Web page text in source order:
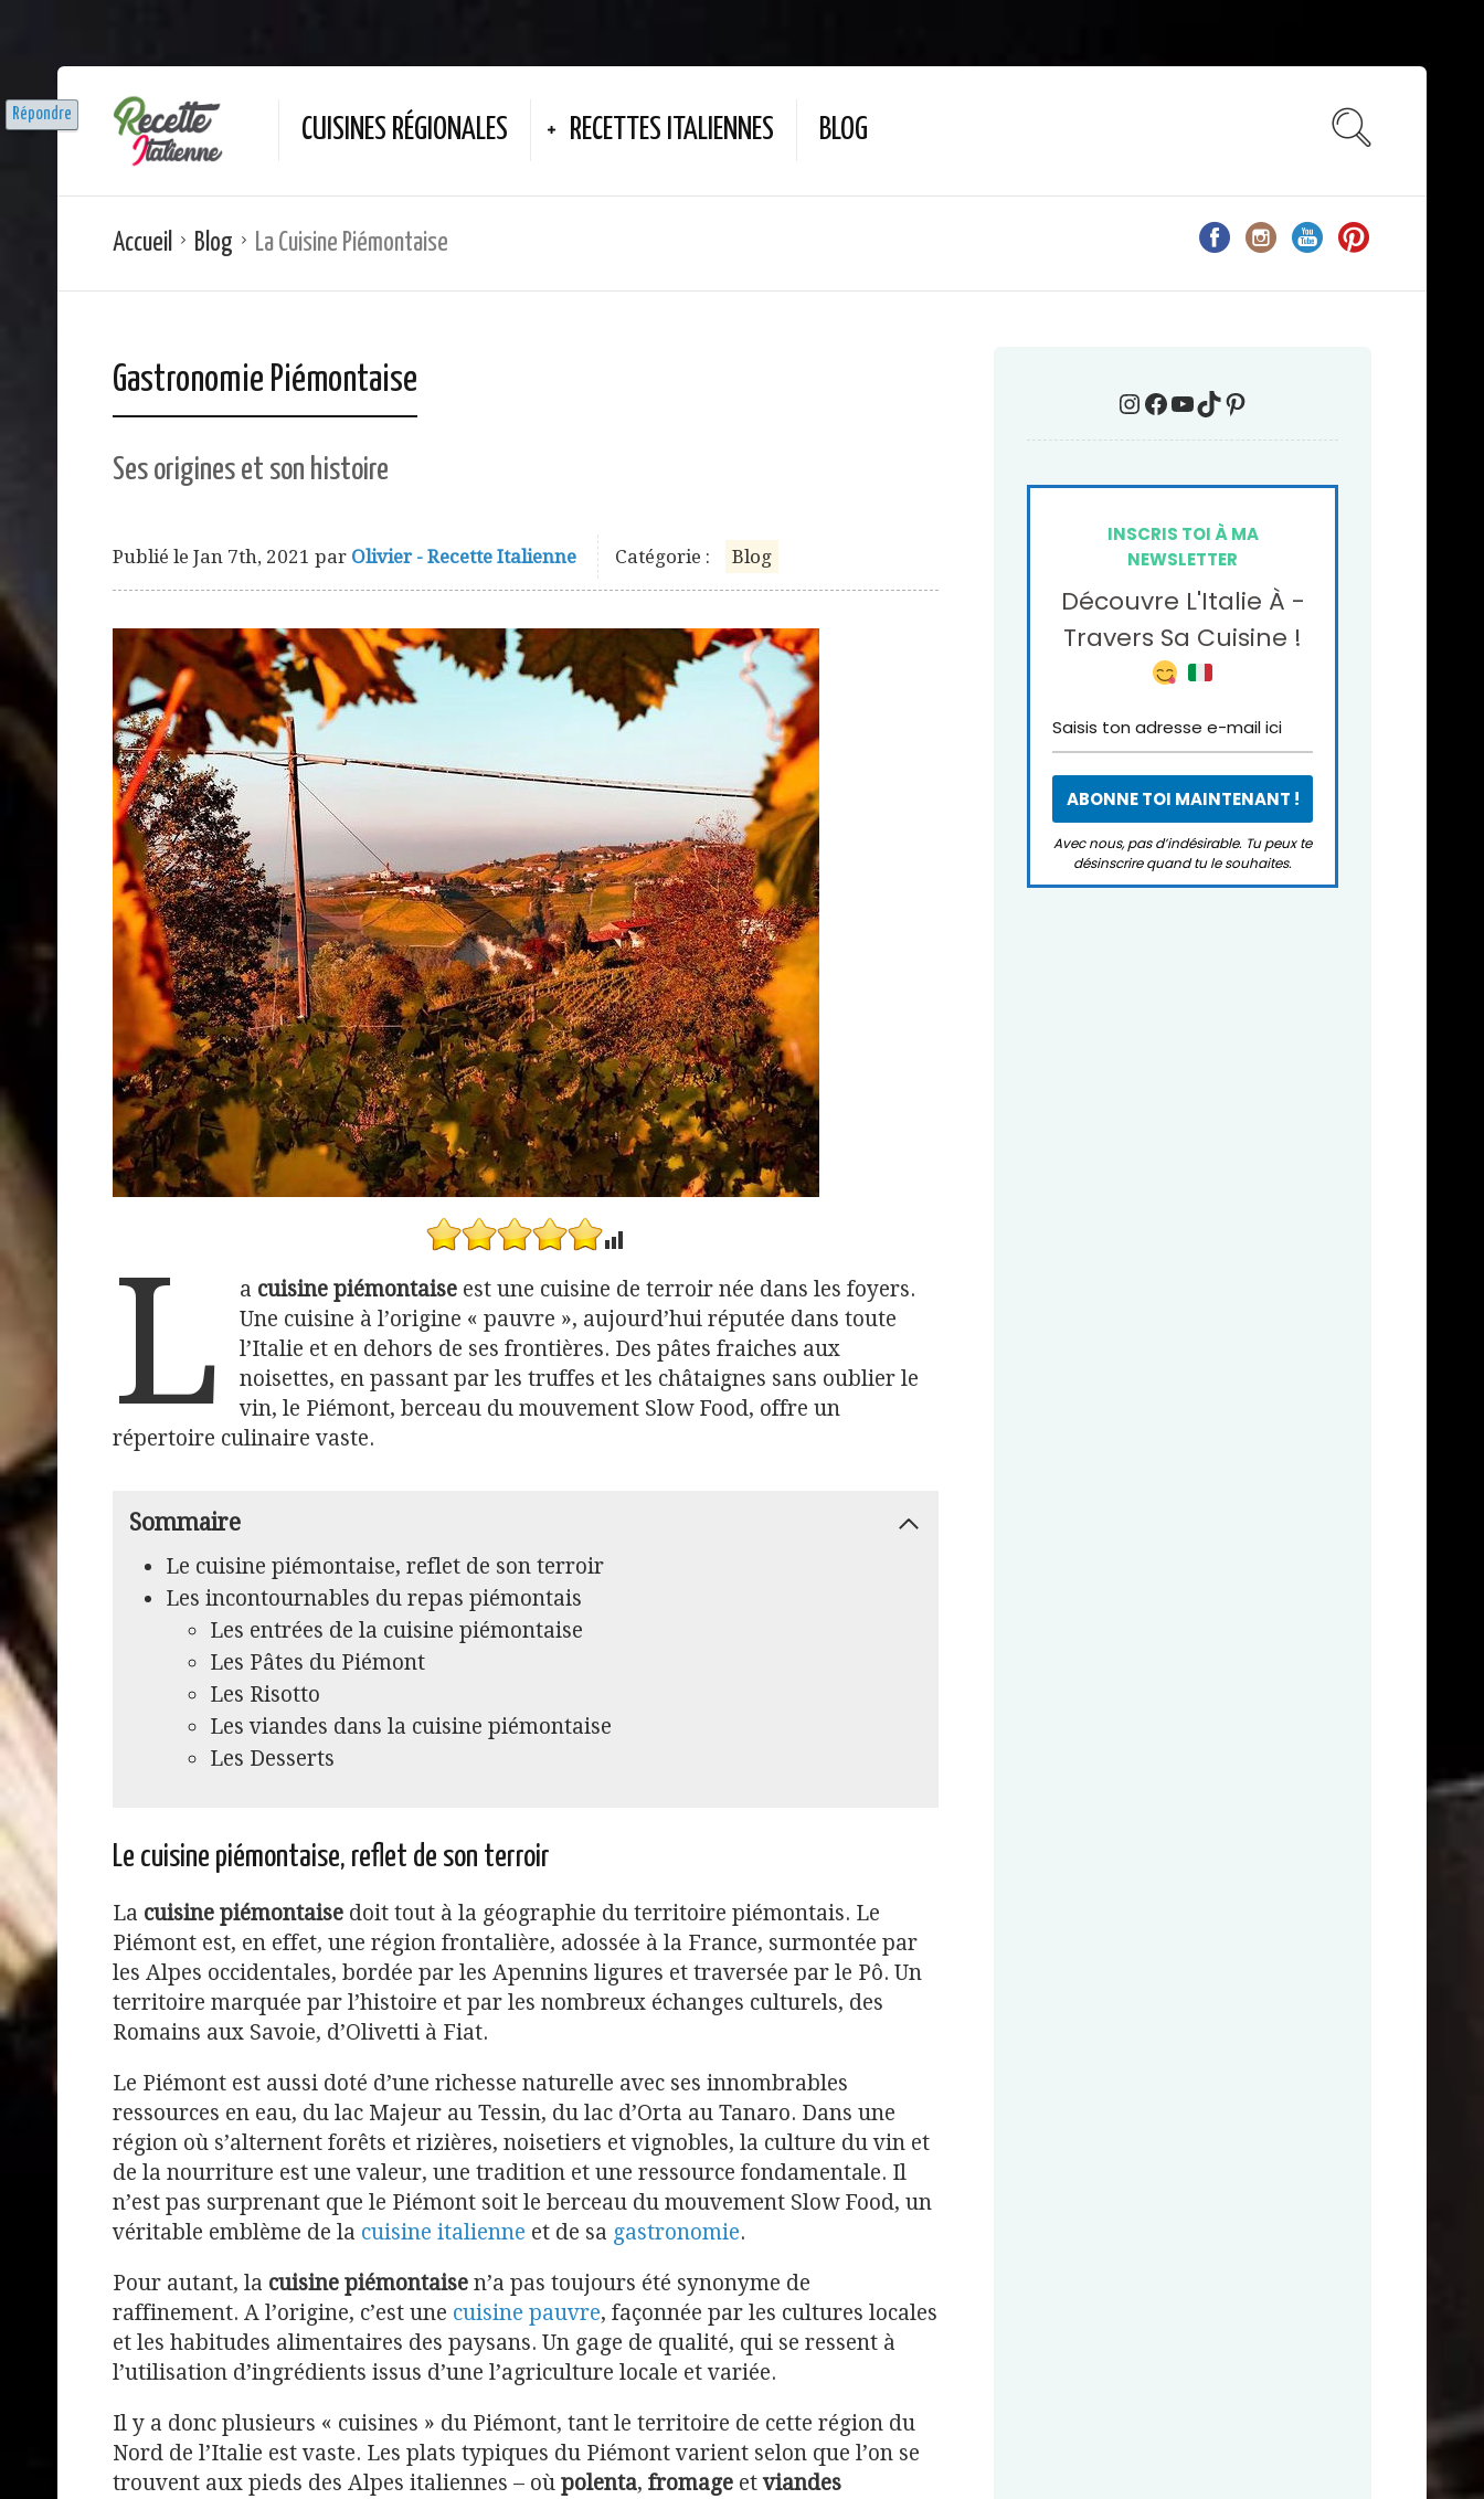
CUISINES RÉGIONALES RECETTES ITALIENNES BLOG
Accueil Blog La Cuisine Piémontaise
Gastronomie Piémontaise
Ses origines et son histoire
Publié le Jan 7th, 2021 par Olivier - Recette Italienne Catégorie : Blog
L a cuisine piémontaiseest une cuisine de terroir née dans les foyers.
Une cuisine à l’origine « pauvre », aujourd’hui réputée dans toute
l’Italie et en dehors de ses frontières. Des pâtes fraiches aux
noisettes, en passant par les truffes et les châtaignes sans oublier le
vin, le Piémont, berceau du mouvement Slow Food, offre un
répertoire culinaire vaste.
Sommaire
Le cuisine piémontaise, reflet de son terroir
Les incontournables du repas piémontais
Les entrées de la cuisine piémontaise
Les Pâtes du Piémont
Les Risotto
Les viandes dans la cuisine piémontaise
Les Desserts
Le cuisine piémontaise, reflet de son terroir
La cuisine piémontaise doit tout à la géographie du territoire piémontais. Le
Piémont est, en effet, une région frontalière, adossée à la France, surmontée par
les Alpes occidentales, bordée par les Apennins ligures et traversée par le Pô. Un
territoire marquée par l’histoire et par les nombreux échanges culturels, des
Romains aux Savoie, d’Olivetti à Fiat.
Le Piémont est aussi doté d’une richesse naturelle avec ses innombrables
ressources en eau, du lac Majeur au Tessin, du lac d’Orta au Tanaro. Dans une
région où s’alternent forêts et rizières, noisetiers et vignobles, la culture du vin et
de la nourriture est une valeur, une tradition et une ressource fondamentale. Il
n’est pas surprenant que le Piémont soit le berceau du mouvement Slow Food, un
véritable emblème de la cuisine italienne et de sa gastronomie.
Pour autant, la cuisine piémontaise n’a pas toujours été synonyme de
raffinement. A l’origine, c’est une cuisine pauvre, façonnée par les cultures locales
et les habitudes alimentaires des paysans. Un gage de qualité, qui se ressent à
l’utilisation d’ingrédients issus d’une l’agriculture locale et variée.
Il y a donc plusieurs « cuisines » du Piémont, tant le territoire de cette région du
Nord de l’Italie est vaste. Les plats typiques du Piémont varient selon que l’on se
trouvent aux pieds des Alpes italiennes – où polenta, fromage etviandes
Répondre
INSCRIS TOI À MA
NEWSLETTER
Découvre L'Italie À -
Travers Sa Cuisine !
Avec nous, pas d’indésirable. Tu peux te
désinscrire quand tu le souhaites.